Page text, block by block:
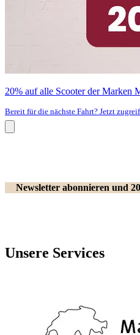
20% auf alle Scooter der Marken
Bereit für die nächste Fahrt? Jetzt
Newsletter abonnieren und
Unsere Services